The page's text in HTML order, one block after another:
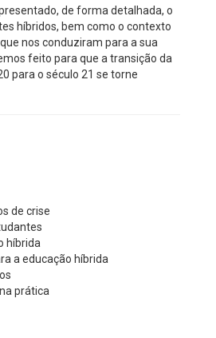
de forma detalhada, o
híbridos, bem como o contexto
nos conduziram para a sua
feito para que a transição da
para o século 21 se torne
de crise
híbrida
a educação híbrida
prática